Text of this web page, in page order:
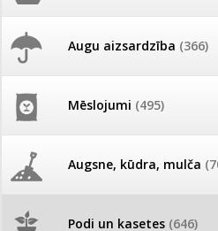
Augu aizsardzība (366)
Mēslojumi (495)
Augsne, kūdra, mulča
Podi un kasetes (646)
JAUNUMI
Pašlasīšanas vietu katalogs
26.05. Vebinārs - Kā ierobežot
gliemežus piemājas dārzā un
Podu palikņi
Produkti »Podi un kasetes
Preču salīdzināšana